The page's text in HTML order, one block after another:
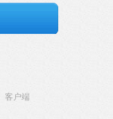
客户端